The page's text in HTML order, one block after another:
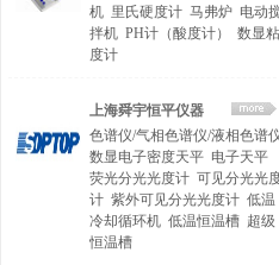
机 里氏硬度计 马弗炉 电动
拌机 PH计（酸度计）
数显粘
度计
上海舜宇恒平仪器
色谱仪/气相色谱仪/液相色谱
数显电子密度天平 电子天平
荧光分光光度计 可见分光光
计 紫外可见分光光度计 低温
冷却循环机 低温恒温槽 超级
恒温槽